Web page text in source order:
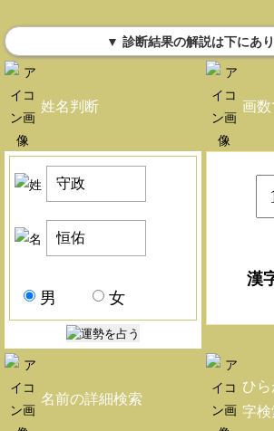
▼ 診断結果の解説は下にあ
姓名判断
男 女
画
漢
名前の詳細検索
ひ
字